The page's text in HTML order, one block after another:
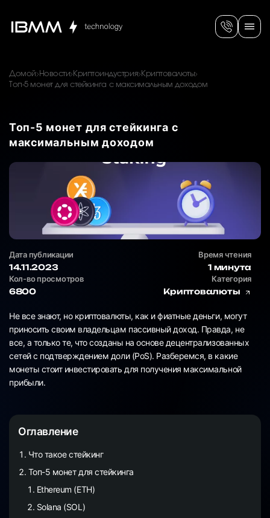
Домой Новости Криптоиндустрия Криптовалюты
Топ-5 монет для стейкинга с максимальным доходом
Топ-5 монет для стейкинга с
максимальным доходом
Дата публикации
14.11.2023
Время чтения
1 минута
Кол-во просмотров
6800
Категория
Криптовалюты
Не все знают, но криптовалюты, как и фиатные деньги, могут
приносить своим владельцам пассивный доход. Правда, не
все, а только те, что созданы на основе децентрализованных
сетей с подтверждением доли (PoS). Разберемся, в какие
монеты стоит инвестировать для получения максимальной
прибыли.
Оглавление
Что такое стейкинг
Топ-5 монет для стейкинга
Ethereum (ETH)
Solana (SOL)